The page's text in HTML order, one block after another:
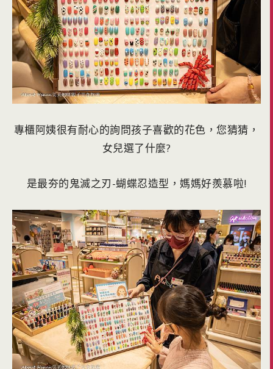
專櫃阿姨很有耐心的詢問孩子喜歡的花色，您猜猜，
女兒選了什麼?
是最夯的鬼滅之刃-蝴蝶忍造型，媽媽好羨慕啦!